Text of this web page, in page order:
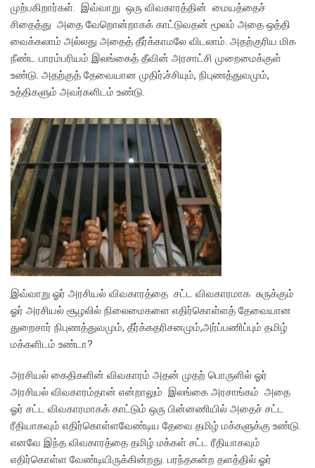
முற்பகிறார்கள். இவ்வாறு ஒரு விவகாரத்தின் மையத்தைச்
சிதைத்து அதை வேறொன்றாகக் காட்டுவதன் மூலம் அதை ஒத்தி
வைக்கலாம் அல்லது அதைத் தீர்க்காமலே விடலாம். அதற்குரிய மிக
நீண்ட பாரம்பரியம் இலங்கைத் தீவின் அரசாட்சி முறைமைக்குள்
உண்டு. அதற்குத் தேவையான முதிர்;ச்சியும், நிபுணத்துவமும்,
உத்திகளும் அவர்களிடம் உண்டு.
இவ்வாறு ஓர் அரசியல் விவகாரத்தை சட்ட விவகாரமாக சுருக்கும்
ஓர் அரசியல் சூழலில் நிலைமைகளை எதிர்கொள்ளத் தேவையான
துறைசார் நிபுணத்துவமும், தீர்க்கதரிசனமும்,அர்ப்பணிப்பும் தமிழ்
மக்களிடம் உண்டா?
அரசியல் கைதிகளின் விவகாரம் அதன் முதற் பொருளில் ஓர்
அரசியல் விவகாரம்தான் என்றாலும் இலங்கை அரசாங்கம் அதை
ஓர் சட்ட விவகாரமாகக் காட்டும் ஒரு பின்னணியில் அதைச் சட்ட
ரீதியாகவும் எதிர்கொள்ளவேண்டிய தேவை தமிழ் மக்களுக்கு உண்டு.
எனவே இந்த விவகாரத்தை தமிழ் மக்கள் சட்ட ரீதியாகவும்
எதிர்கொள்ள வேண்டியிருக்கின்றது. பரந்தகன்ற தளத்தில் ஓர்